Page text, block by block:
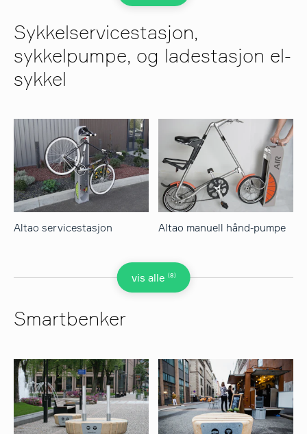
Sykkelservicestasjon,
sykkelpumpe, og ladestasjon el-
sykkel
vis alle (8)
Altao servicestasjon Altao manuell hånd-pumpe
Smartbenker